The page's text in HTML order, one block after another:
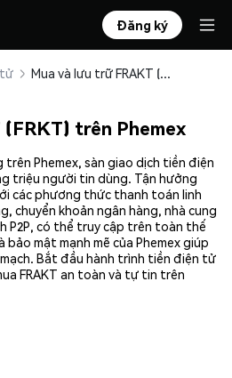
Đăng ký
tử Mua và lưu trữ FRAKT (FRKT) an toàn
(FRKT) trên Phemex
trên Phemex, sàn giao dịch tiền điện
triệu người tin dùng. Tận hưởng
các phương thức thanh toán linh
chuyển khoản ngân hàng, nhà cung
P2P, có thể truy cập trên toàn thế
mật mạnh mẽ của Phemex giúp
mạch. Bắt đầu hành trình tiền điện tử
FRAKT an toàn và tự tin trên